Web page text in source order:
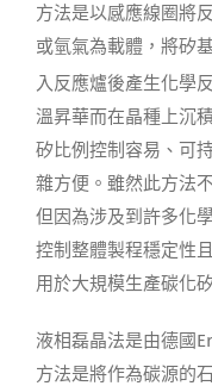
方法是以感應線圈將
或氫氣為載體，將矽
入反應爐後產生化學
溫昇華而在晶種上沉
矽比例控制容易、可
雜方便。雖然此方法
但因為涉及到許多化
控制整體製程穩定性
用於大規模生產碳化
液相磊晶法是由德國
方法是將作為碳源的